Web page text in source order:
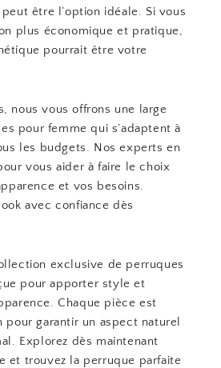
être l’option idéale. Si vous
plus économique et pratique,
pourrait être votre
nous vous offrons une large
pour femme qui s’adaptent à
les budgets. Nos experts en
vous aider à faire le choix
et vos besoins.
avec confiance dès
exclusive de perruques
pour apporter style et
Chaque pièce est
pour garantir un aspect naturel
Explorez dès maintenant
et trouvez la perruque parfaite